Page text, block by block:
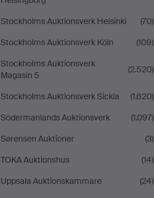
Stockholms Auktionsverk Helsinki
(70)
Stockholms Auktionsverk Köln
(109)
Stockholms Auktionsverk
Magasin 5
(2.520)
Stockholms Auktionsverk Sickla
(1.620)
Södermanlands Auktionsverk
(1.097)
Sørensen Auktioner
(3)
TOKA Auktionshus
(14)
Uppsala Auktionskammare
(24)